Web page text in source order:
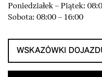
Poniedziałek – Piątek:
Sobota: 08:00 – 16:00
WSKAZÓWKI